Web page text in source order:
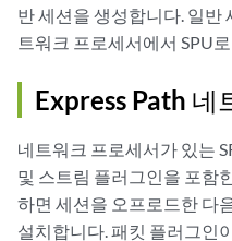
반 세션을 생성합니다. 일반
트워크 프로세서에서 SPU
Express Path 네
네트워크 프로세서가 있는
및 스트림 플러그인을 포함
하면 세션을 오프로드한 다
설치합니다. 패킷 플러그인